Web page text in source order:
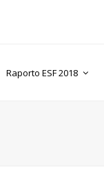
Raporto ESF 2018